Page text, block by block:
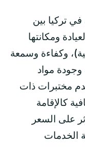
تركيا بين
ومكانتها
وكفاءة وسمعة
وجودة مواد
مختبرات ذات
كالإقامة
على السعر
الخدمات